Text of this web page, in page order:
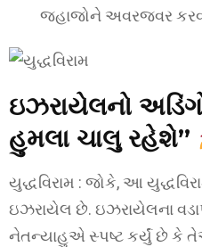
જહાજોને અવરજવર
ઇઝરાયેલનો
હુમલા ચાલુ રહેશે”
યુદ્ધવિરામ : જોકે, આ
ઇઝરાયેલ છે. ઇઝરાયેલના
નેતન્યાહુએ સ્પષ્ટ કર્યું છે કે